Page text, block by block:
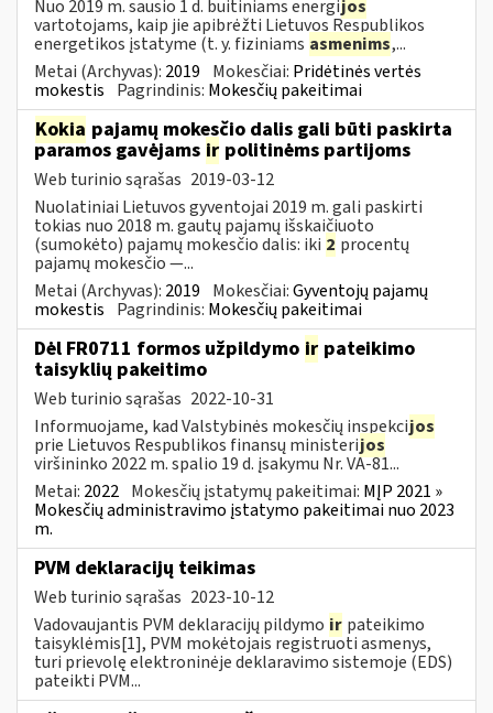
Nuo 2019 m. sausio 1 d. buitiniams energijos
vartotojams, kaip jie apibrėžti Lietuvos Respublikos
energetikos įstatyme (t. y. fiziniams asmenims,...
Metai (Archyvas): 2019 Mokesčiai: Pridėtinės vertės
mokestis Pagrindinis: Mokesčių pakeitimai
Kokia pajamų mokesčio dalis gali būti paskirta
paramos gavėjams ir politinėms partijoms
Web turinio sąrašas 2019-03-12
Nuolatiniai Lietuvos gyventojai 2019 m. gali paskirti
tokias nuo 2018 m. gautų pajamų išskaičiuoto
(sumokėto) pajamų mokesčio dalis: iki 2 procentų
pajamų mokesčio —...
Metai (Archyvas): 2019 Mokesčiai:Gyventojų pajamų
mokestis Pagrindinis: Mokesčių pakeitimai
Dėl FR0711 formos užpildymo ir pateikimo
taisyklių pakeitimo
Web turinio sąrašas 2022-10-31
Informuojame, kad Valstybinės mokesčių inspekcijos
prie Lietuvos Respublikos finansų ministerijos
viršininko 2022 m. spalio 19 d. įsakymu Nr. VA-81...
Metai: 2022 Mokesčių įstatymų pakeitimai: MĮP 2021 »
Mokesčių administravimo įstatymo pakeitimai nuo 2023
m.
PVM deklaracijų teikimas
Web turinio sąrašas 2023-10-12
Vadovaujantis PVM deklaracijų pildymo ir pateikimo
taisyklėmis[1], PVM mokėtojais registruoti asmenys,
turi prievolę elektroninėje deklaravimo sistemoje (EDS)
pateikti PVM...